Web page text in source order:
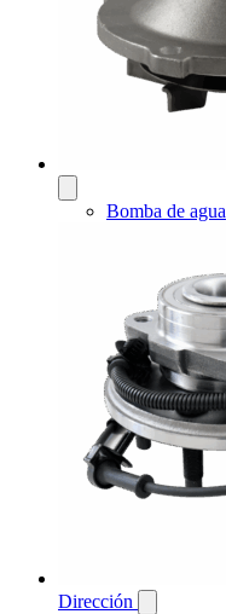
Bomba de agua
Dirección